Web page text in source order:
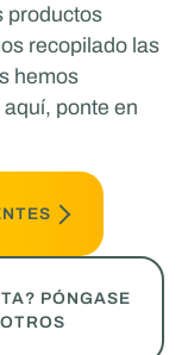
productos
recopilado las
hemos
ponte en
PÓNGASE